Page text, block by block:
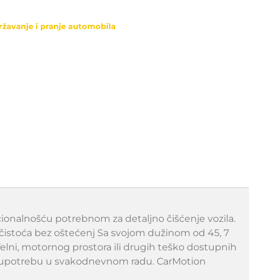
i pranje automobila
potrebnom za detaljno čišćenje vozila.
bez oštećenj Sa svojom dužinom od 45, 7
motornog prostora ili drugih teško dostupnih
u svakodnevnom radu. CarMotion